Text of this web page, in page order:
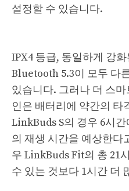
설정할 수 있습니다.
IPX4 등급, 동일하게 강
Bluetooth 5.3이 모두 다
있습니다. 그러나 더 스
인은 배터리에 약간의 타
LinkBuds S의 경우 6시
의 재생 시간을 예상한다
우 LinkBuds Fit의 총 21
수 있는 것보다 1시간 더